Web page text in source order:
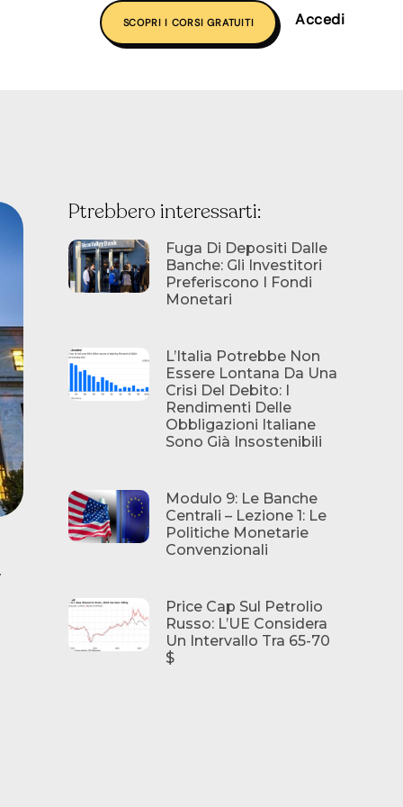
SCOPRI I CORSI GRATUITI Accedi
Ptrebbero interessarti:
Fuga Di Depositi Dalle
Banche: Gli Investitori
Preferiscono I Fondi
Monetari
L’Italia Potrebbe Non
Essere Lontana Da Una
Crisi Del Debito: I
Rendimenti Delle
Obbligazioni Italiane
Sono Già Insostenibili
Modulo 9: Le Banche
Centrali – Lezione 1: Le
Politiche Monetarie
Convenzionali
Price Cap Sul Petrolio
Russo: L’UE Considera
Un Intervallo Tra 65-70
$